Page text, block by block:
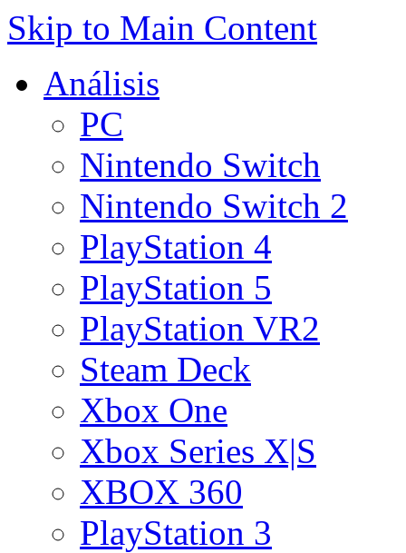
Skip to Main Content
Análisis
PC
Nintendo Switch
Nintendo Switch 2
PlayStation 4
PlayStation 5
PlayStation VR2
Steam Deck
Xbox One
Xbox Series X|S
XBOX 360
PlayStation 3